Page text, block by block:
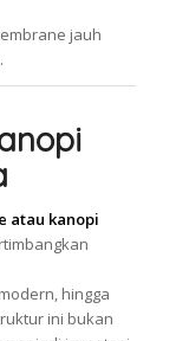
jauh
atau kanopi
hingga
ini bukan